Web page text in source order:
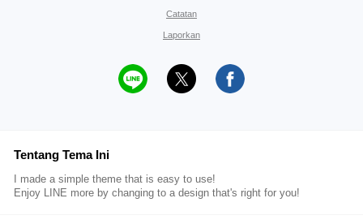
Catatan
Laporkan
Tentang Tema Ini
I made a simple theme that is easy to use!
Enjoy LINE more by changing to a design that's right for you!